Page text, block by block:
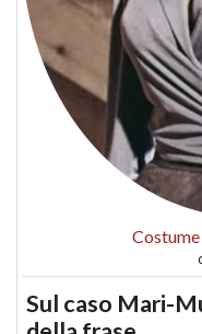
Sul caso Mari-